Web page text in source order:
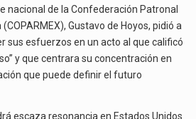
nacional de la Confederación Patronal
Gustavo de Hoyos, pidió a
sus esfuerzos en un acto al que calificó
y que centrara su concentración en
que puede definir el futuro
escaza resonancia en Estados Unidos